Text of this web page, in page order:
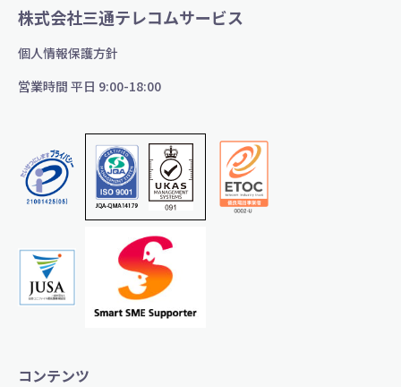
株式会社三通テレコムサービス
個人情報保護方針
営業時間 平日 9:00-18:00
コンテンツ